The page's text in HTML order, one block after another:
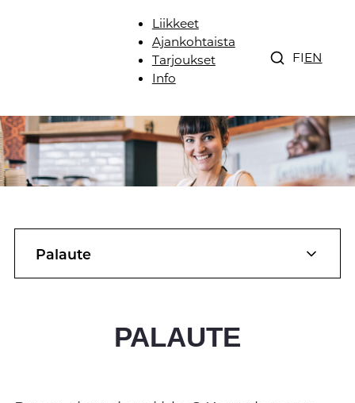
Liikkeet
Ajankohtaista
Tarjoukset
Info
FIEN
Palaute
PALAUTE